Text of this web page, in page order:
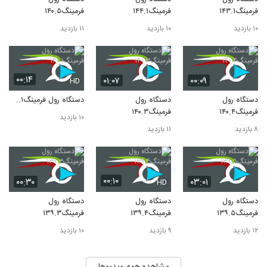
فرمینگ۱۴۳.۱
۱۰ بازدید
فرمینگ۱۴۴.۱
۱۰ بازدید
فرمینگ۱۴۰.۵
۱۱ بازدید
۰۰:۰۹
دستگاه رول
فرمینگ۱۴۰.۴
۸ بازدید
۰۱:۰۷
دستگاه رول
فرمینگ۱۴۰.۳
۱۱ بازدید
۰۰:۱۴ HD
۱۰ بازدید
۰۳:۰۱
دستگاه رول
فرمینگ۱۳۹.۵
۱۲ بازدید
۰۰:۱۰ HD
دستگاه رول
فرمینگ۱۳۹.۴
۹ بازدید
۰۰:۳۰
دستگاه رول
فرمینگ۱۳۹.۳
۱۰ بازدید